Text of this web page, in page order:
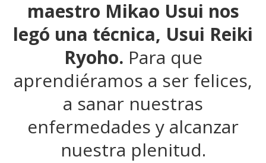
maestro Mikao Usui nos
legó una técnica, Usui Reiki
Ryoho. Para que
aprendiéramos a ser felices,
a sanar nuestras
enfermedades y alcanzar
nuestra plenitud.